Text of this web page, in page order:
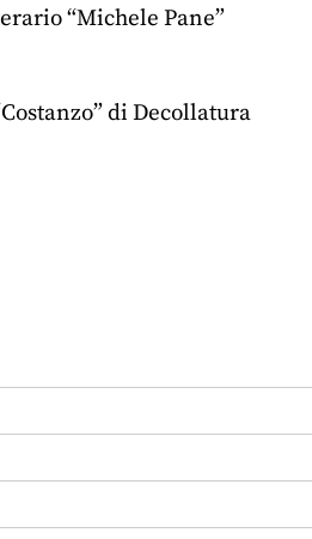
“Michele Pane”
di Decollatura